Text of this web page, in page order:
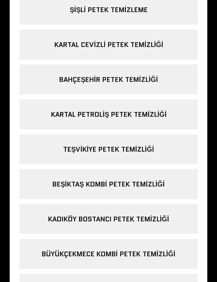
ŞIŞLI PETEK TEMIZLEME
KARTAL CEVIZLI PETEK TEMIZLIĞI
BAHÇEŞEHIR PETEK TEMIZLIĞI
KARTAL PETROLIŞ PETEK TEMIZLIĞI
TEŞVIKIYE PETEK TEMIZLIĞI
BEŞIKTAŞ KOMBI PETEK TEMIZLIĞI
KADIKÖY BOSTANCI PETEK TEMIZLIĞI
BÜYÜKÇEKMECE KOMBI PETEK TEMIZLIĞI